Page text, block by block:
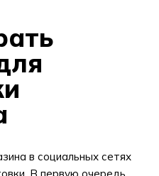
в социальных сетях